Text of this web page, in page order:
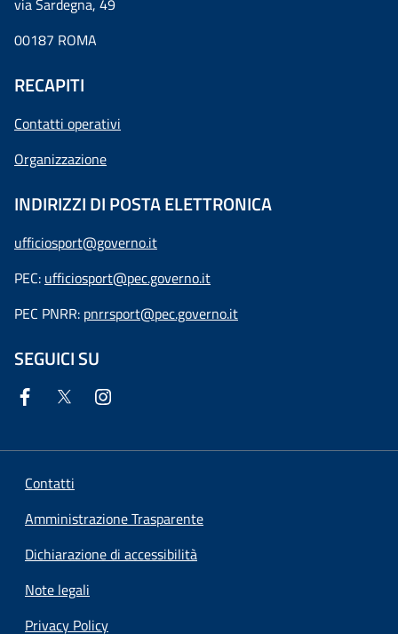
via Sardegna, 49
00187 ROMA
RECAPITI
Contatti operativi
Organizzazione
INDIRIZZI DI POSTA ELETTRONICA
ufficiosport@governo.it
PEC: ufficiosport@pec.governo.it
PEC PNRR: pnrrsport@pec.governo.it
SEGUICI SU
Contatti
Amministrazione Trasparente
Dichiarazione di accessibilità
Note legali
Privacy Policy